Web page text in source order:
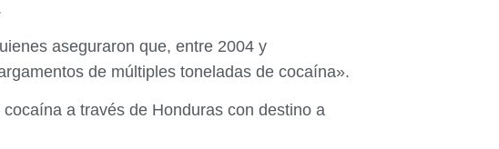
aseguraron que, entre 2004 y
de múltiples toneladas de cocaína».
a través de Honduras con destino a